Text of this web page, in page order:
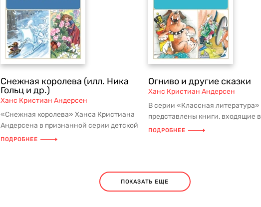
Снежная королева (илл. Ника
Гольц и др.)
Ханс Кристиан Андерсен
«Снежная королева» Ханса Кристиана
Андерсена в признанной серии детской
классики из школьной програм...
ПОДРОБНЕЕ
Огниво и другие сказки
Ханс Кристиан Андерсен
В серии «Классная литература»
представлены книги, входящие в
школьную программу и
ПОДРОБНЕЕ
ПОКАЗАТЬ ЕЩЕ